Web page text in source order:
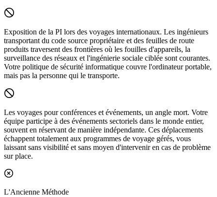
Exposition de la PI lors des voyages internationaux. Les ingénieurs
transportant du code source propriétaire et des feuilles de route
produits traversent des frontières où les fouilles d'appareils, la
surveillance des réseaux et l'ingénierie sociale ciblée sont courantes.
Votre politique de sécurité informatique couvre l'ordinateur portable,
mais pas la personne qui le transporte.
Les voyages pour conférences et événements, un angle mort. Votre
équipe participe à des événements sectoriels dans le monde entier,
souvent en réservant de manière indépendante. Ces déplacements
échappent totalement aux programmes de voyage gérés, vous
laissant sans visibilité et sans moyen d'intervenir en cas de problème
sur place.
L'Ancienne Méthode